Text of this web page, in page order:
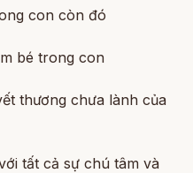
con còn đó
bé trong con
thương chưa lành của
tất cả sự chú tâm và